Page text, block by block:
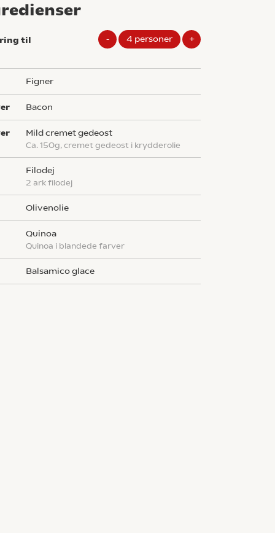
til - 4 personer +
figner
bacon
mild cremet gedeost
Ca. 150g, cremet gedeost i krydderolie
filodej
2 ark filodej
olivenolie
quinoa
quinoa i blandede farver
balsamico glace